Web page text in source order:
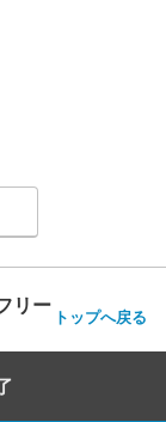
リー トップへ戻る